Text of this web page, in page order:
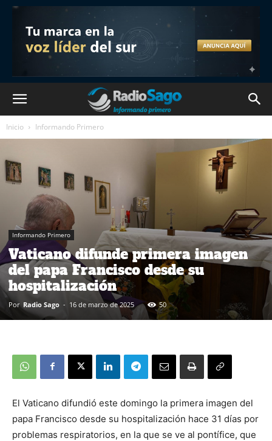
Inicio Informando Primero
Informando Primero
Vaticano difunde primera imagen
del papa Francisco desde su
hospitalización
Por Radio Sago - 16 de marzo de 2025 50
El Vaticano difundió este domingo la primera imagen del
papa Francisco desde su hospitalización hace 31 días por
problemas respiratorios, en la que se ve al pontífice, que